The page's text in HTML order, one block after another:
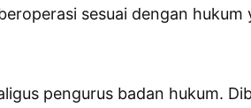
sesuai dengan hukum
pengurus badan hukum.